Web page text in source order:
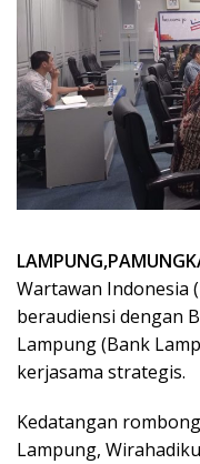
Wartawan Indonesia
beraudiensi dengan
Lampung (Bank
kerjasama strategis.
Kedatangan
Lampung,